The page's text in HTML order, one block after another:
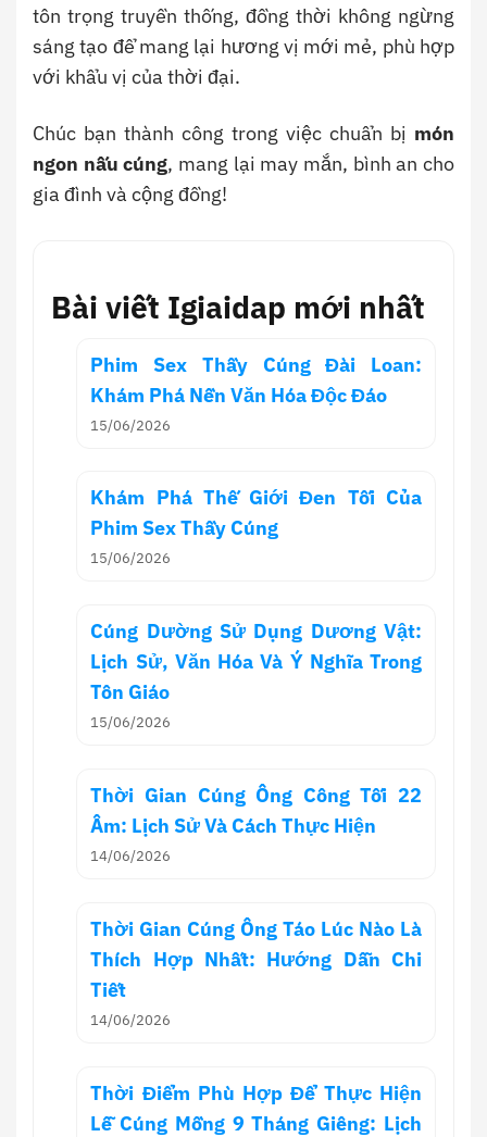
tôn trọng truyền thống, đồng thời không ngừng
sáng tạo để mang lại hương vị mới mẻ, phù hợp
với khẩu vị của thời đại.
Chúc bạn thành công trong việc chuẩn bị món
ngon nấu cúng, mang lại may mắn, bình an cho
gia đình và cộng đồng!
Bài viết Igiaidap mới nhất
Phim Sex Thầy Cúng Đài Loan:
Khám Phá Nền Văn Hóa Độc Đáo
15/06/2026
Khám Phá Thế Giới Đen Tối Của
Phim Sex Thầy Cúng
15/06/2026
Cúng Dường Sử Dụng Dương Vật:
Lịch Sử, Văn Hóa Và Ý Nghĩa Trong
Tôn Giáo
15/06/2026
Thời Gian Cúng Ông Công Tối 22
Âm: Lịch Sử Và Cách Thực Hiện
14/06/2026
Thời Gian Cúng Ông Táo Lúc Nào Là
Thích Hợp Nhất: Hướng Dẫn Chi
Tiết
14/06/2026
Thời Điểm Phù Hợp Để Thực Hiện
Lễ Cúng Mồng 9 Tháng Giêng: Lịch